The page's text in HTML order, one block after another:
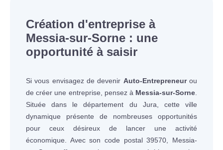
Création d'entreprise à
Messia-sur-Sorne : une
opportunité à saisir
Si vous envisagez de devenir Auto-Entrepreneurou
de créer une entreprise, pensez à Messia-sur-Sorne
Située dans le département du Jura, cette ville
dynamique présente de nombreuses opportunités
pour ceux désireux de lancer une activité
économique. Avec son code postal 39570, Messia-